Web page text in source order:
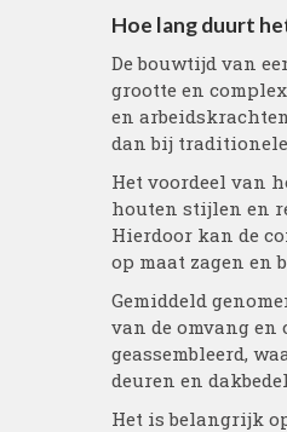
Hoe lang duurt
De bouwtijd van
grootte en
en
dan bij
Het voordeel van
houten stijlen en
Hierdoor kan de
op maat zagen en
Gemiddeld
van de omvang
geassembleerd,
deuren en
Het is belangrijk